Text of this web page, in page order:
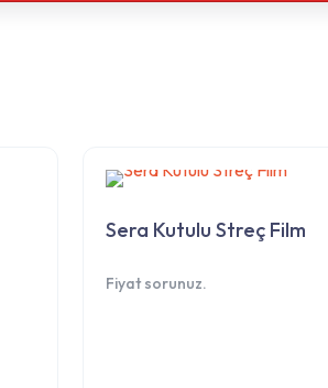
Sera Kutulu Streç Film
Fiyat sorunuz.